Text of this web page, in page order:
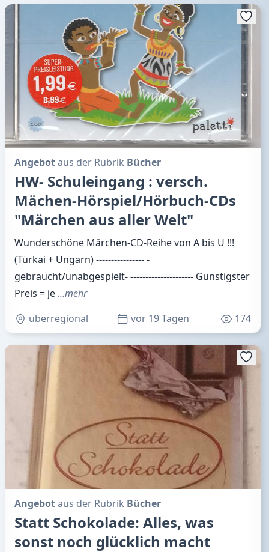
Angebotaus der Rubrik Bücher
HW- Schuleingang : versch.
Mächen-Hörspiel/Hörbuch-CDs
"Märchen aus aller Welt"
Wunderschöne Märchen-CD-Reihe von A bis U !!!
(Türkai + Ungarn) ---------------- -
gebraucht/unabgespielt- --------------------- Günstigster
Preis = je…mehr
überregional
vor 19 Tagen 174
Angebotaus der Rubrik Bücher
Statt Schokolade: Alles, was
sonst noch glücklich macht